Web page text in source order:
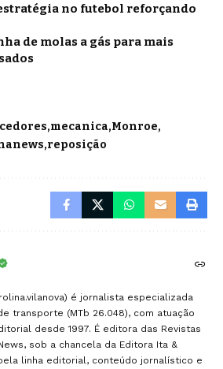
estratégia no futebol reforçando
de molas a gás para mais
mecanica Monroe
reposição
é jornalista especializada
transporte (MTb 26.048), com atuação
desde 1997. É editora das Revistas
sob a chancela da Editora Ita &
linha editorial, conteúdo jornalístico e